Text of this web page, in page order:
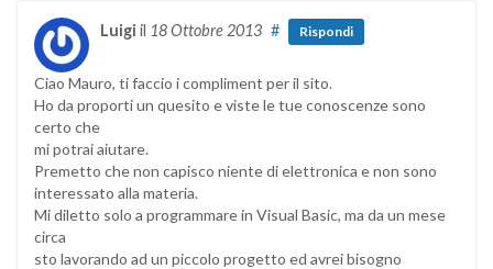
Luigi il 18 Ottobre 2013 # Rispondi
Ciao Mauro, ti faccio i compliment per il sito.
Ho da proporti un quesito e viste le tue conoscenze sono
certo che
mi potrai aiutare.
Premetto che non capisco niente di elettronica e non sono
interessato alla materia.
Mi diletto solo a programmare in Visual Basic, ma da un mese
circa
sto lavorando ad un piccolo progetto ed avrei bisogno